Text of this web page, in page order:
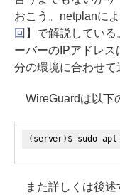
おこう。netplanに
回 】で解説してい
ーバーのIPアドレス
分の環境に合わせて
WireGuardは以下
(server)$ sudo
また詳しくは後述